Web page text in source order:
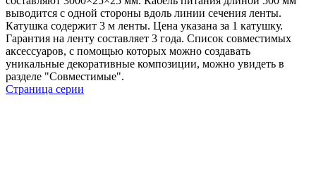
выводится с одной стороны вдоль линии сечения ленты.
Катушка содержит 3 м ленты. Цена указана за 1 катушку.
Гарантия на ленту составляет 3 года. Список совместимых
аксессуаров, с помощью которых можно создавать
уникальные декоративные композиции, можно увидеть в
разделе "Совместимые".
Страница серии